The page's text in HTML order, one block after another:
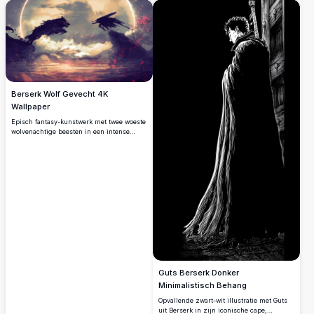
achtergrond, perfect voor fans die op zoek
zijn naar mobiele wallpapers in dark
fantasy stijl met intense atmosferische
details.
Berserk Wolf Gevecht 4K
Wallpaper
Episch fantasy-kunstwerk met twee woeste
wolvenachtige beesten in een intense
Guts Berserk Donker
Minimalistisch Behang
Opvallende zwart-wit illustratie met Guts
uit Berserk in zijn iconische cape,